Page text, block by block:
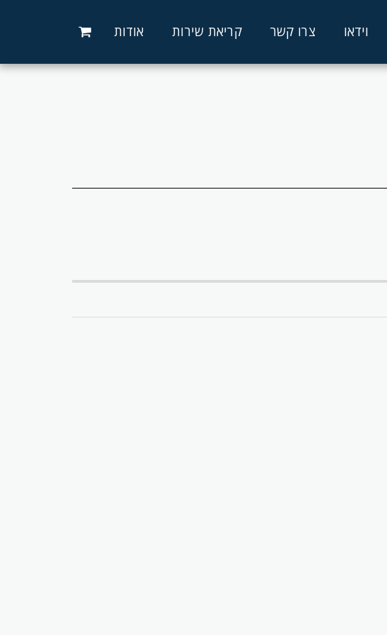
וידאו צרו קשר קריאת שירות אודות